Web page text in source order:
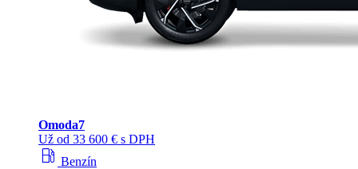
Omoda7
Už od 33 600 € s DPH
local_gas_station Benzín